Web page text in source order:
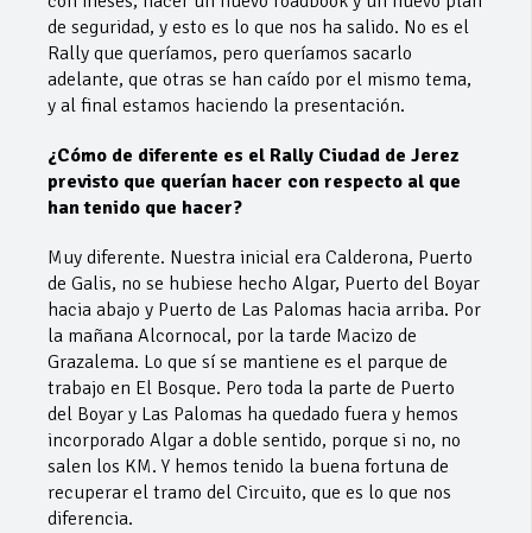
de seguridad, y esto es lo que nos ha salido. No es el
Rally que queríamos, pero queríamos sacarlo
adelante, que otras se han caído por el mismo tema,
y al final estamos haciendo la presentación.
¿Cómo de diferente es el Rally Ciudad de Jerez
previsto que querían hacer con respecto al que
han tenido que hacer?
Muy diferente. Nuestra inicial era Calderona, Puerto
de Galis, no se hubiese hecho Algar, Puerto del Boyar
hacia abajo y Puerto de Las Palomas hacia arriba. Por
la mañana Alcornocal, por la tarde Macizo de
Grazalema. Lo que sí se mantiene es el parque de
trabajo en El Bosque. Pero toda la parte de Puerto
del Boyar y Las Palomas ha quedado fuera y hemos
incorporado Algar a doble sentido, porque si no, no
salen los KM. Y hemos tenido la buena fortuna de
recuperar el tramo del Circuito, que es lo que nos
diferencia.